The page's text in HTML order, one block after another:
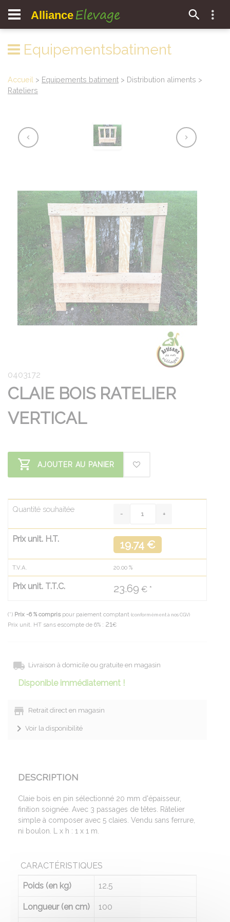
Alliance Elevage
Equipementsbatiment
Accueil > Equipements batiment > Distribution aliments >
Rateliers
0403172
CLAIE BOIS RATELIER
VERTICAL
AJOUTER AU PANIER
Quantité souhaitée
Prix unit. H.T. 19.74 €
T.V.A. 20.00 %
Prix unit. T.T.C. 23.69 € *
(*) Prix -6 % compris pour paiement comptant (conformément à nos CGV)
Prix unit. HT sans escompte de 6% : 21€
Livraison à domicile ou gratuite en magasin
Disponible immédiatement !
Retrait direct en magasin
Voir la disponibilité
DESCRIPTION
Claie bois en pin sélectionné 20 mm d'épaisseur,
finition soignée. Avec 3 passages de têtes. Râtelier
simple à composer avec 5 claies. Vendu sans ferrure,
ni boulon. L x h : 1 x 1 m.
CARACTÉRISTIQUES
Poids (en kg) 12.5
Longueur (en cm) 100